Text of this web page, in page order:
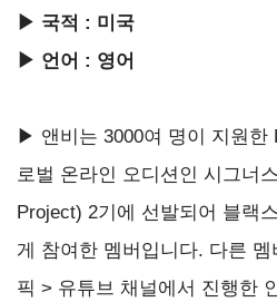
▶ 국적 : 미국
▶ 언어 : 영어
▶ 앤비는 3000여 명이 지원한
로벌 온라인 오디션인 시그너
Project) 2기에 선발되어 블랙
게 참여한 멤버입니다. 다른
픽 > 유튜브 채널에서 진행한